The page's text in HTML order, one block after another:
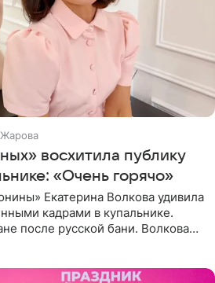
восхитила публику
«Очень горячо»
Екатерина Волкова удивила
кадрами в купальнике.
после русской бани. Волкова